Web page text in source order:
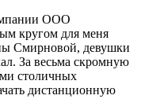
ООО
кругом для меня
Смирновой, девушки
За весьма скромную
столичных
дистанционную